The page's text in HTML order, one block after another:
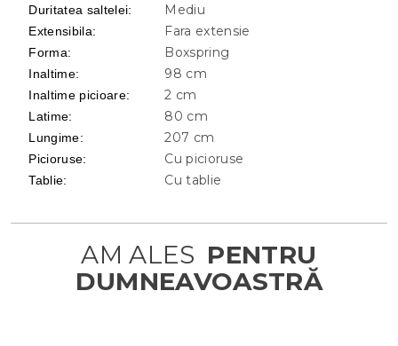
Duritatea saltelei: Mediu
Extensibila: Fara extensie
Forma: Boxspring
Inaltime: 98 cm
Inaltime picioare: 2 cm
Latime: 80 cm
Lungime: 207 cm
Picioruse: Cu picioruse
Tablie: Cu tablie